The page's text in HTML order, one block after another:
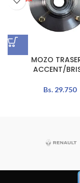
MOZO
ACCENT/
Bs.29.750